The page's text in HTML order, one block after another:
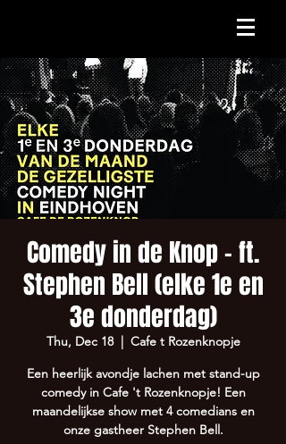
Comedy in de Knop - ft.
Stephen Bell (elke 1e en
3e donderdag)
Thu, Dec 18
  |
Cafe t Rozenknopje
Een heerlijk avondje lachen met stand-up
comedy in Cafe 't Rozenknopje! Een
maandelijkse show met 4 comedians en
onze gastheer Stephen Bell.